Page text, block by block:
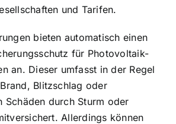
und Tarifen.
bieten automatisch einen
für Photovoltaik-
an. Dieser umfasst in der Regel
Blitzschlag oder
Schäden durch Sturm oder
Allerdings können